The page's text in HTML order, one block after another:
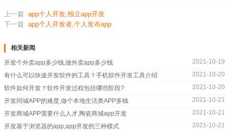
上一篇 app个人开发,独立app开发
下一篇 app个人开发者,个人发布app
相关新闻
开发个外卖app多少钱,做外卖app多少钱
2021-10-19
有什么可以快速开发软件的工具？手机软件开发工具介绍
2021-10-20
软件如何开发？软件开发过程包括哪些阶段?
2021-10-20
开发同城APP的难度,做个本地生活类APP多钱
2021-10-21
开发商城APP需要什么人才,陶瓷商城app开发
2021-10-21
开发基于浏览器的app,app开发的三种模式
2021-10-21